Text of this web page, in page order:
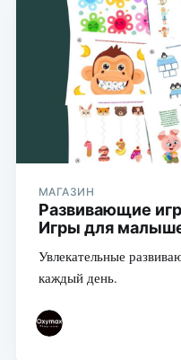
МАГАЗИН
Развивающие
Игры для
Увлекательные
каждый день.